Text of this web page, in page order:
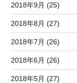
2018年9月 (25)
2018年8月 (27)
2018年7月 (26)
2018年6月 (26)
2018年5月 (27)